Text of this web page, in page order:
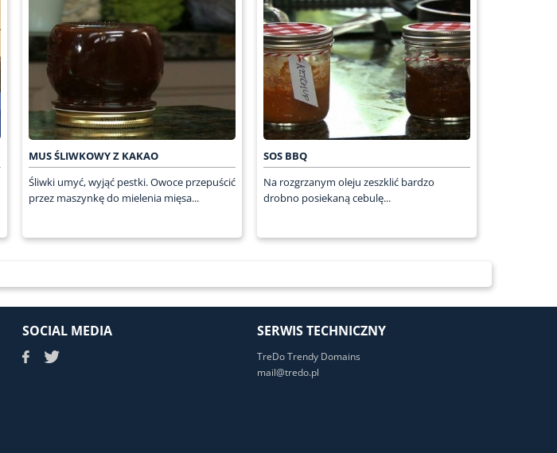
MUS ŚLIWKOWY Z KAKAO
Śliwki umyć, wyjąć pestki. Owoce przepuścić
przez maszynkę do mielenia mięsa...
SOS BBQ
Na rozgrzanym oleju zeszklić bardzo
drobno posiekaną cebulę...
SOCIAL MEDIA SERWIS TECHNICZNY
TreDo Trendy Domains
mail@tredo.pl